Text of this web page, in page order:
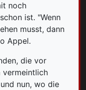
noch
ist. "Wenn
musst, dann
Appel.
die vor
vermeintlich
nun, wo die